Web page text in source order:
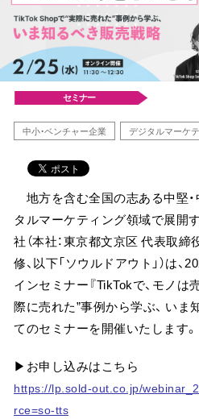
セミナー
中小・ベンチャー企業 デジタルマーケ
地方を含む全国の志ある中堅
タルマーケティング領域で展開
社（本社：東京都文京区 代表取
修、以下「ソウルドアウト」）は、
インセミナー『TikTokで、モノは
際に売れた”事例から学ぶ、 いま
てのセミナーを開催いたします。
▶お申し込みはこちら
https://lp.sold-out.co.jp/
rce=so-tts